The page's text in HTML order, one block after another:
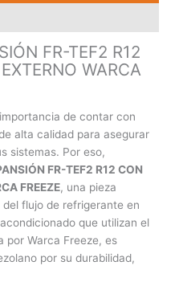
FR-TEF2 R12
WARCA
de contar con
alta calidad para asegurar
sistemas. Por eso,
FR-TEF2 R12 CON
FREEZE, una pieza
flujo de refrigerante en
que utilizan el
por Warca Freeze, es
por su durabilidad,